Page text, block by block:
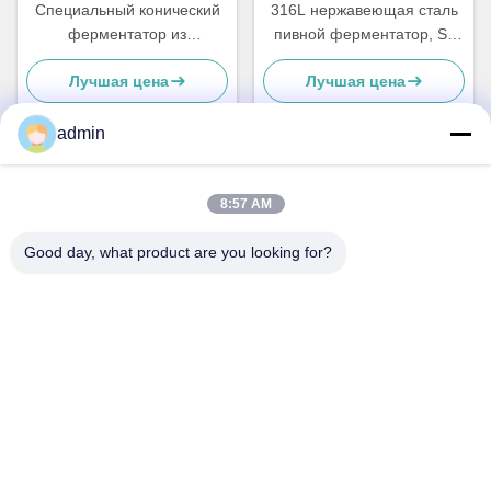
Специальный конический
ферментатор из
нержавеющей стали
Лучшая цена
316L нержавеющая сталь
пивной ферментатор, Ss
пивоварный конический
ферментатор с курткой
Лучшая цена
Быстрый контакт
Адрес
admin
8:57 AM
Good day, what product are you looking for?